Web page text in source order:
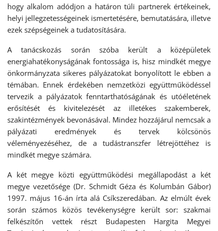
hogy alkalom adódjon a határon túli partnerek értékeinek,
helyi jellegzetességeinek ismertetésére, bemutatására, illetve
ezek szépségeinek a tudatosítására.
A tanácskozás során szóba került a középületek
energiahatékonyságának fontossága is, hisz mindkét megye
önkormányzata sikeres pályázatokat bonyolított le ebben a
témában. Ennek érdekében nemzetközi együttműködéssel
tervezik a pályázatok fenntarthatóságának és utóéletének
erősítését és kivitelezését az illetékes szakemberek,
szakintézmények bevonásával. Mindez hozzájárul nemcsak a
pályázati eredmények és tervek kölcsönös
véleményezéséhez, de a tudástranszfer létrejöttéhez is
mindkét megye számára.
A két megye közti együttműködési megállapodást a két
megye vezetősége (Dr. Schmidt Géza és Kolumbán Gábor)
1997. május 16-án írta alá Csíkszeredában. Az elmúlt évek
során számos közös tevékenységre került sor: szakmai
felkészítőn vettek részt Budapesten Hargita Megyei